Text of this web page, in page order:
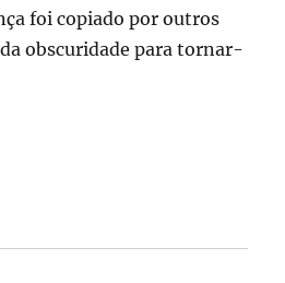
foi copiado por outros
obscuridade para tornar-